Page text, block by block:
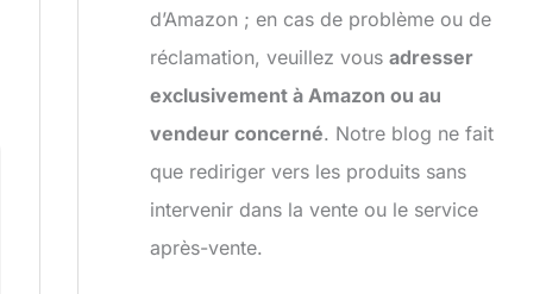
d’Amazon ; en cas de problème ou de
réclamation, veuillez vousadresser
exclusivement à Amazon ou au
vendeur concerné. Notre blog ne fait
que rediriger vers les produits sans
intervenir dans la vente ou le service
après-vente.